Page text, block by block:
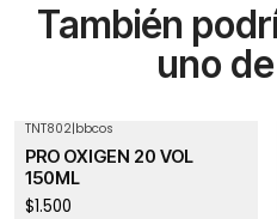
También
uno
TNT802|bbcos
PRO OXIGEN 20 VOL
150ML
$1.500